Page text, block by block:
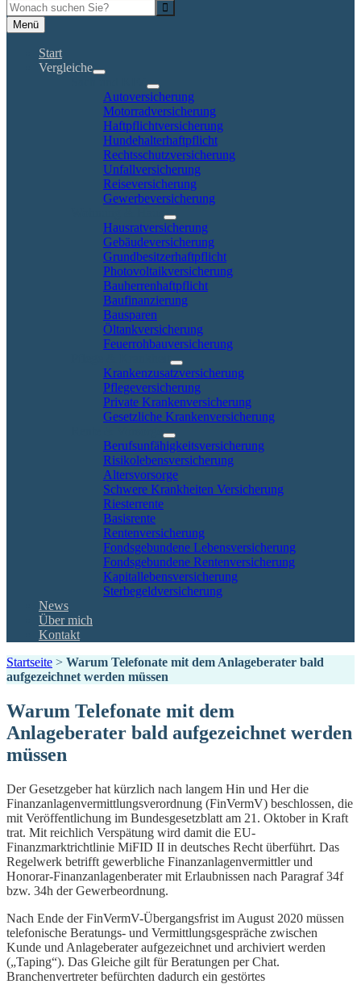
Menü
Start
Vergleiche
Autoversicherung
Motorradversicherung
Haftpflichtversicherung
Hundehalterhaftpflicht
Rechtsschutzversicherung
Unfallversicherung
Reiseversicherung
Gewerbeversicherung
Hausratversicherung
Gebäudeversicherung
Grundbesitzerhaftpflicht
Photovoltaikversicherung
Bauherrenhaftpflicht
Baufinanzierung
Bausparen
Öltankversicherung
Feuerrohbauversicherung
Krankenzusatzversicherung
Pflegeversicherung
Private Krankenversicherung
Gesetzliche Krankenversicherung
Berufs­unfähigkeitsversicherung
Risikolebensversicherung
Altersvorsorge
Schwere Krankheiten Versicherung
Riesterrente
Basisrente
Rentenversicherung
Fondsgebundene Lebensversicherung
Fondsgebundene Rentenversicherung
Kapitallebensversicherung
Sterbegeldversicherung
News
Über mich
Kontakt
Startseite > Warum Telefonate mit dem Anlageberater bald
aufgezeichnet werden müssen
Warum Telefonate mit dem
Anlageberater bald aufgezeichnet werden
müssen
Der Gesetzgeber hat kürzlich nach langem Hin und Her die
Finanzanlagenvermittlungsverordnung (FinVermV) beschlossen, die
mit Veröffentlichung im Bundesgesetzblatt am 21. Oktober in Kraft
trat. Mit reichlich Verspätung wird damit die EU-
Finanzmarktrichtlinie MiFID II in deutsches Recht überführt. Das
Regelwerk betrifft gewerbliche Finanzanlagenvermittler und
Honorar-Finanzanlagenberater mit Erlaubnissen nach Paragraf 34f
bzw. 34h der Gewerbeordnung.
Nach Ende der FinVermV-Übergangsfrist im August 2020 müssen
telefonische Beratungs- und Vermittlungsgespräche zwischen
Kunde und Anlageberater aufgezeichnet und archiviert werden
(„Taping“). Das Gleiche gilt für Beratungen per Chat.
Branchenvertreter befürchten dadurch ein gestörtes